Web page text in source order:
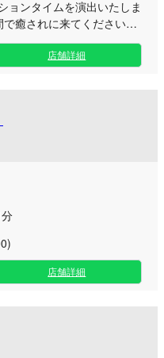
ョンタイムを演出いたしま
癒されに来てください☆
ております♪ ※当店は健全
ズエステです！ 性的サー
控えください⭐︎
店舗詳細
店舗詳細